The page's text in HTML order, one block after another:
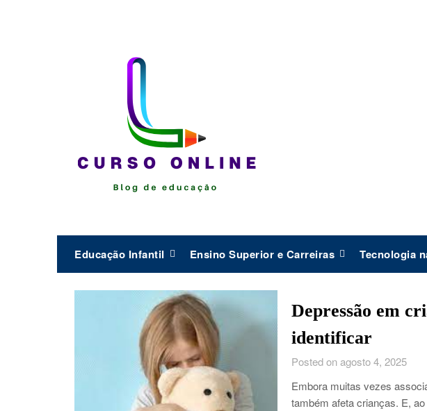
Educação Infantil Ensino Superior e Carreiras Tecnologia
Depressão em
identificar
Posted on agosto 4, 2025
Embora muitas vezes
também afeta crianças. E,